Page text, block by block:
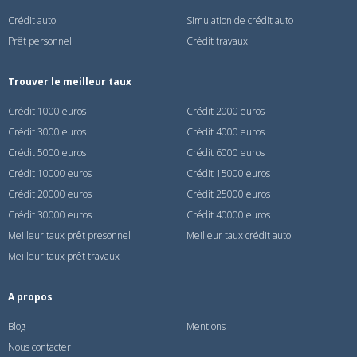
Crédit auto
Simulation de crédit auto
Prêt personnel
Crédit travaux
Trouver le meilleur taux
Crédit 1000 euros
Crédit 2000 euros
Crédit 3000 euros
Crédit 4000 euros
Crédit 5000 euros
Crédit 6000 euros
Crédit 10000 euros
Crédit 15000 euros
Crédit 20000 euros
Crédit 25000 euros
Crédit 30000 euros
Crédit 40000 euros
Meilleur taux prêt presonnel
Meilleur taux crédit auto
Meilleur taux prêt travaux
A propos
Blog
Mentions
Nous contacter